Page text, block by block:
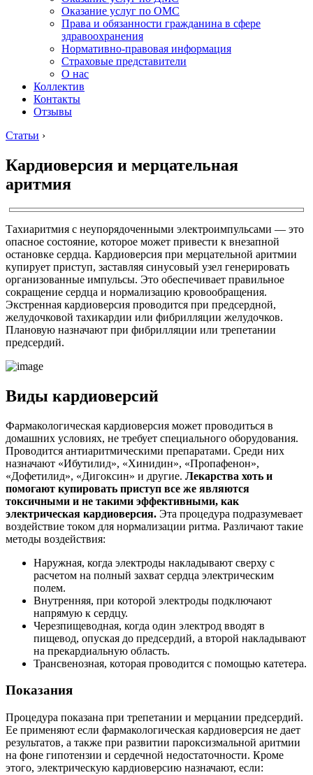
Оказание услуг по ОМС
Права и обязанности гражданина в сфере
здравоохранения
Нормативно-правовая информация
Страховые представители
О нас
Коллектив
Контакты
Отзывы
Статьи ›
Кардиоверсия и мерцательная
аритмия
Тахиаритмия с неупорядоченными электроимпульсами — это
опасное состояние, которое может привести к внезапной
остановке сердца. Кардиоверсия при мерцательной аритмии
купирует приступ, заставляя синусовый узел генерировать
организованные импульсы. Это обеспечивает правильное
сокращение сердца и нормализацию кровообращения.
Экстренная кардиоверсия проводится при предсердной,
желудочковой тахикардии или фибрилляции желудочков.
Плановую назначают при фибрилляции или трепетании
предсердий.
Виды кардиоверсий
Фармакологическая кардиоверсия может проводиться в
домашних условиях, не требует специального оборудования.
Проводится антиаритмическими препаратами. Среди них
назначают «Ибутилид», «Хинидин», «Пропафенон»,
«Дофетилид», «Дигоксин» и другие. Лекарства хоть и
помогают купировать приступ все же являются
токсичными и не такими эффективными, как
электрическая кардиоверсия. Эта процедура подразумевает
воздействие током для нормализации ритма. Различают такие
методы воздействия:
Наружная, когда электроды накладывают сверху с
расчетом на полный захват сердца электрическим
полем.
Внутренняя, при которой электроды подключают
напрямую к сердцу.
Черезпищеводная, когда один электрод вводят в
пищевод, опуская до предсердий, а второй накладывают
на прекардиальную область.
Трансвенозная, которая проводится с помощью катетера.
Показания
Процедура показана при трепетании и мерцании предсердий.
Ее применяют если фармакологическая кардиоверсия не дает
результатов, а также при развитии пароксизмальной аритмии
на фоне гипотензии и сердечной недостаточности. Кроме
этого, электрическую кардиоверсию назначают, если: